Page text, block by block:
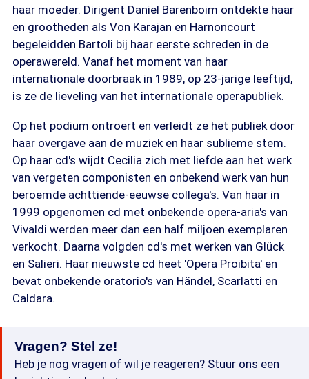
haar moeder. Dirigent Daniel Barenboim ontdekte haar
en grootheden als Von Karajan en Harnoncourt
begeleidden Bartoli bij haar eerste schreden in de
operawereld. Vanaf het moment van haar
internationale doorbraak in 1989, op 23-jarige leeftijd,
is ze de lieveling van het internationale operapubliek.
Op het podium ontroert en verleidt ze het publiek door
haar overgave aan de muziek en haar sublieme stem.
Op haar cd's wijdt Cecilia zich met liefde aan het werk
van vergeten componisten en onbekend werk van hun
beroemde achttiende-eeuwse collega's. Van haar in
1999 opgenomen cd met onbekende opera-aria's van
Vivaldi werden meer dan een half miljoen exemplaren
verkocht. Daarna volgden cd's met werken van Glück
en Salieri. Haar nieuwste cd heet 'Opera Proibita' en
bevat onbekende oratorio's van Händel, Scarlatti en
Caldara.
Vragen? Stel ze!
Heb je nog vragen of wil je reageren? Stuur ons een